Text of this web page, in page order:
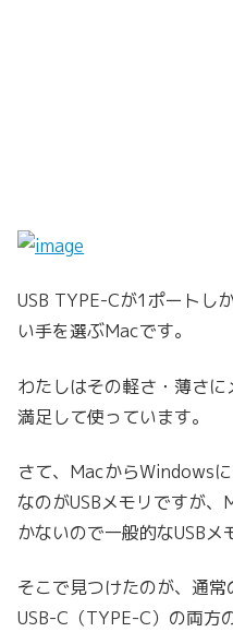
USB TYPE-Cが1ポートし
い手を選ぶMacです。
わたしはその軽さ・薄さ
満足して使っています。
さて、MacからWindows
なのがUSBメモリですが
かないので一般的なUSBメ
そこで見つけたのが、通
USB-C（TYPE-C）の両方